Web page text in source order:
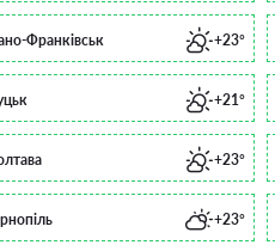
Франківськ +23°
+21°
+23°
+23°